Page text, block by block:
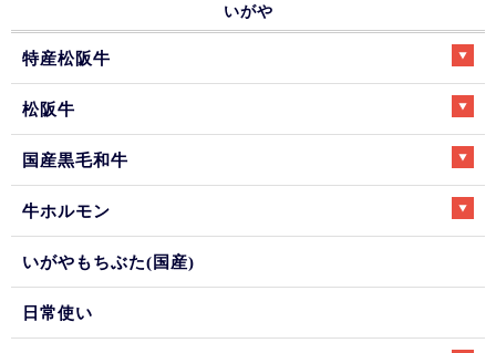
いがや
特産松阪牛
松阪牛
国産黒毛和牛
牛ホルモン
いがやもちぶた(国産)
日常使い